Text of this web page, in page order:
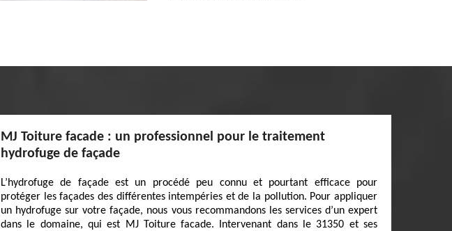
MJ Toiture facade : un professionnel pour le traitement
hydrofuge de façade
L’hydrofuge de façade est un procédé peu connu et pourtant efficace pour
protéger les façades des différentes intempéries et de la pollution. Pour appliquer
un hydrofuge sur votre façade, nous vous recommandons les services d’un expert
dans le domaine, qui est MJ Toiture facade. Intervenant dans le 31350 et ses